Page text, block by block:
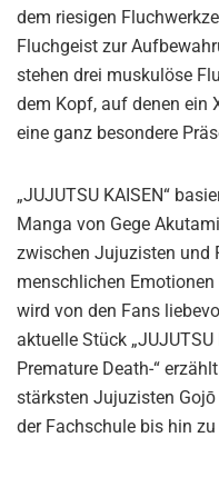
dem riesigen
Fluchgeist zur
stehen drei muskulöse
dem Kopf, auf denen ein
eine ganz besondere
„JUJUTSU KAISEN“
Manga von Gege
zwischen Jujuzisten und
menschlichen
wird von den Fans
aktuelle Stück
Premature Death-“
stärksten Jujuzisten
der Fachschule bis hin